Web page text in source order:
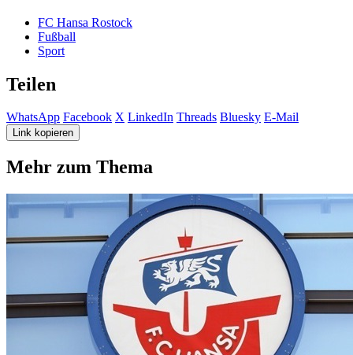
FC Hansa Rostock
Fußball
Sport
Teilen
WhatsApp Facebook X LinkedIn Threads Bluesky E-Mail
Link kopieren
Mehr zum Thema